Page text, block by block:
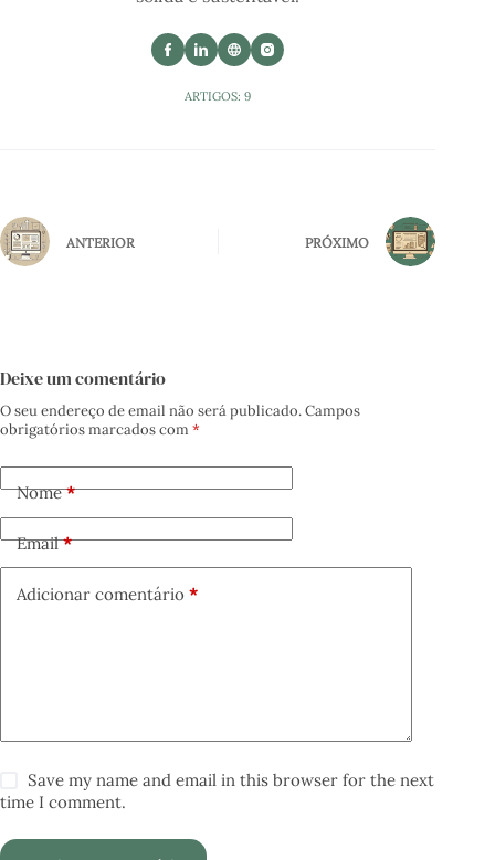
ARTIGOS: 9
ANTERIOR PRÓXIMO
Deixe um comentário
O seu endereço de email não será publicado.Campos
obrigatórios marcados com *
Nome*
Email*
Adicionar comentário *
Save my name and email in this browser for the next
time I comment.